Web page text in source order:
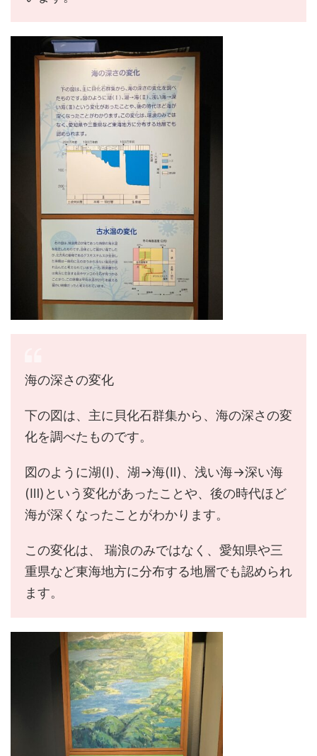
海の深さの変化
下の図は、主に貝化石群集から、海の深さの変
化を調べたものです。
図のように湖(I)、湖→海(Ⅱ)、浅い海→深い海
(Ⅲ)という変化があったことや、後の時代ほど
海が深くなったことがわかります。
この変化は、 瑞浪のみではなく、愛知県や三
重県など東海地方に分布する地層でも認められ
ます。